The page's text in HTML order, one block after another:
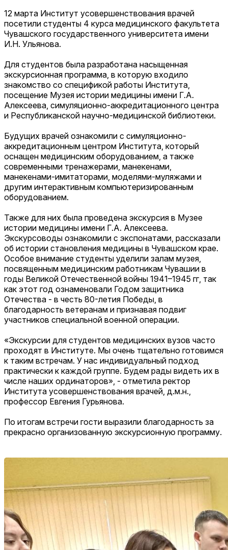
12 марта Институт усовершенствования врачей
посетили студенты 4 курса медицинского факультета
Чувашского государственного университета имени
И.Н. Ульянова.
Для студентов была разработана насыщенная
экскурсионная программа, в которую входило
знакомство со спецификой работы Института,
посещение Музея истории медицины имени Г.А.
Алексеева, симуляционно-аккредитационного центра
и Республиканской научно-медицинской библиотеки.
Будущих врачей ознакомили с симуляционно-
аккредитационным центром Института, который
оснащен медицинским оборудованием, а также
современными тренажерами, манекенами,
манекенами-имитаторами, моделями-муляжами и
другим интерактивным компьютеризированным
оборудованием.
Также для них была проведена экскурсия в Музее
истории медицины имени Г.А. Алексеева.
Экскурсоводы ознакомили с экспонатами, рассказали
об истории становления медицины в Чувашском крае.
Особое внимание студенты уделили залам музея,
посвященным медицинским работникам Чувашии в
годы Великой Отечественной войны 1941–1945 гг, так
как этот год ознаменовали Годом защитника
Отечества - в честь 80-летия Победы, в
благодарность ветеранам и признавая подвиг
участников специальной военной операции.
«Экскурсии для студентов медицинских вузов часто
проходят в Институте. Мы очень тщательно готовимся
к таким встречам. У нас индивидуальный подход
практически к каждой группе. Будем рады видеть их в
числе наших ординаторов», - отметила ректор
Института усовершенствования врачей, д.м.н.,
профессор Евгения Гурьянова.
По итогам встречи гости выразили благодарность за
прекрасно организованную экскурсионную программу.